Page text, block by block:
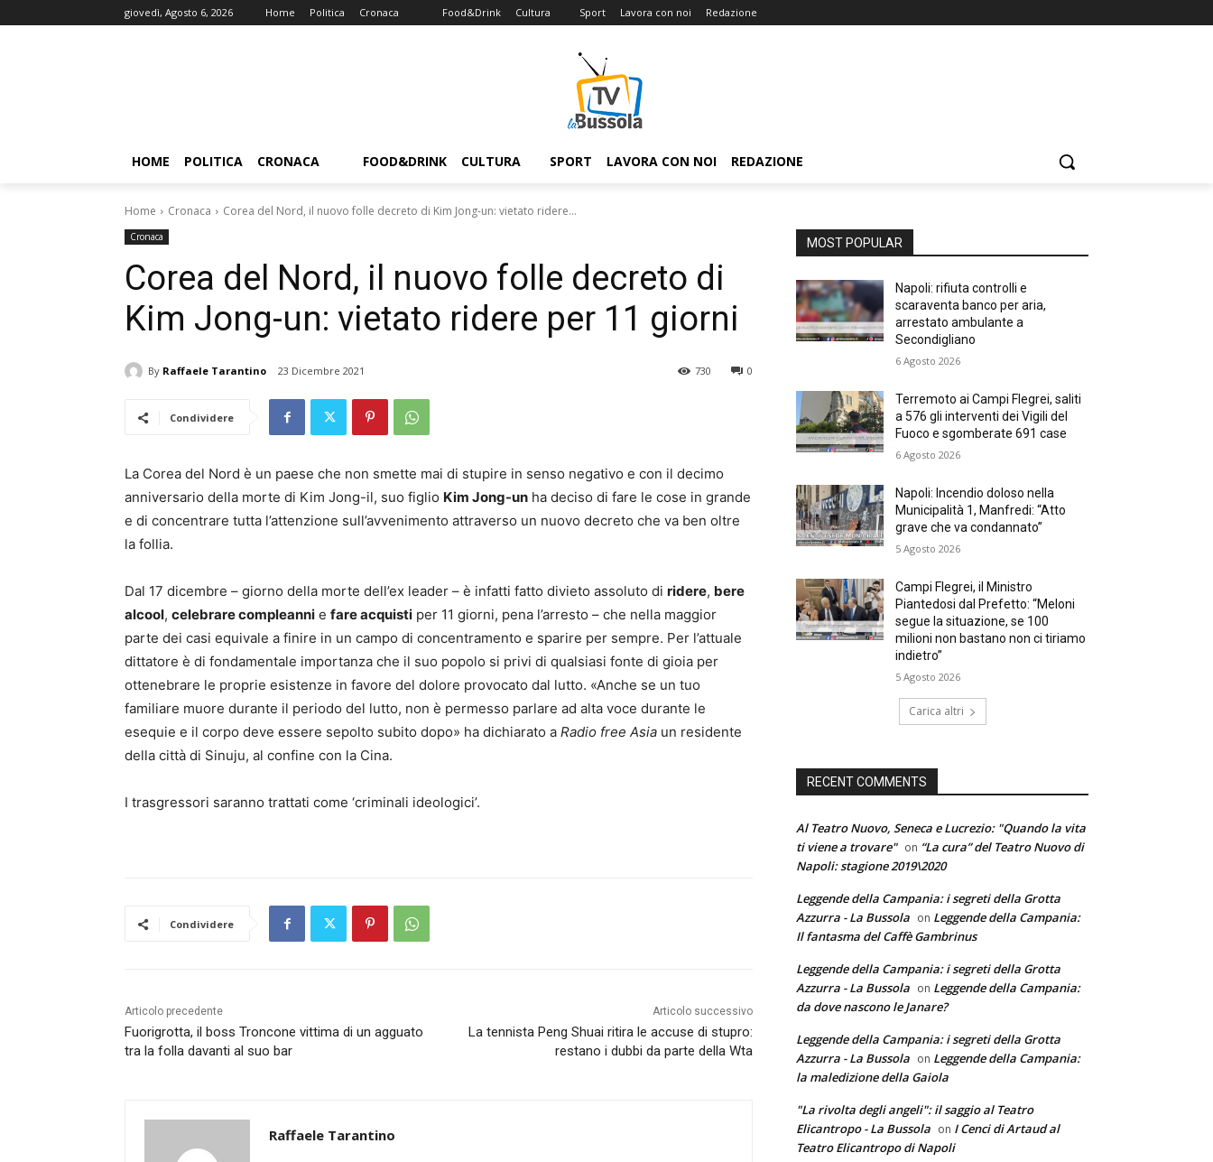
giovedì, Agosto 6, 2026 Home Politica Cronaca Food&Drink Cultura Sport Lavora con noi Redazione
HOME POLITICA CRONACA FOOD&DRINK CULTURA SPORT LAVORA CON NOI REDAZIONE
Home Cronaca Corea del Nord, il nuovo folle decreto di Kim Jong-un: vietato ridere...
Cronaca
Corea del Nord, il nuovo folle decreto di
Kim Jong-un: vietato ridere per 11 giorni
By Raffaele Tarantino 23 Dicembre 2021 0
730
Condividere
La Corea del Nord è un paese che non smette mai di stupire in senso negativo e con il decimo
anniversario della morte di Kim Jong-il, suo figlio Kim Jong-un ha deciso di fare le cose in grande
e di concentrare tutta l’attenzione sull’avvenimento attraverso un nuovo decreto che va ben oltre
la follia.
Dal 17 dicembre – giorno della morte dell’ex leader – è infatti fatto divieto assoluto di ridere, bere
alcool, celebrare compleanni e fare acquisti per 11 giorni, pena l’arresto – che nella maggior
parte dei casi equivale a finire in un campo di concentramento e sparire per sempre. Per l’attuale
dittatore è di fondamentale importanza che il suo popolo si privi di qualsiasi fonte di gioia per
ottenebrare le proprie esistenze in favore del dolore provocato dal lutto. «Anche se un tuo
familiare muore durante il periodo del lutto, non è permesso parlare ad alta voce durante le
esequie e il corpo deve essere sepolto subito dopo» ha dichiarato a Radio free Asia un residente
della città di Sinuju, al confine con la Cina.
I trasgressori saranno trattati come ‘criminali ideologici’.
Condividere
Articolo precedente
Fuorigrotta, il boss Troncone vittima di un agguato
tra la folla davanti al suo bar
Articolo successivo
La tennista Peng Shuai ritira le accuse di stupro:
restano i dubbi da parte della Wta
Raffaele Tarantino
MOST POPULAR
Napoli: rifiuta controlli e
scaraventa banco per aria,
arrestato ambulante a
Secondigliano
6 Agosto 2026
Terremoto ai Campi Flegrei, saliti
a 576 gli interventi dei Vigili del
Fuoco e sgomberate 691 case
6 Agosto 2026
Napoli: Incendio doloso nella
Municipalità 1, Manfredi: “Atto
grave che va condannato”
5 Agosto 2026
Campi Flegrei, il Ministro
Piantedosi dal Prefetto: “Meloni
segue la situazione, se 100
milioni non bastano non ci tiriamo
indietro”
5 Agosto 2026
Carica altri
RECENT COMMENTS
Al Teatro Nuovo, Seneca e Lucrezio: "Quando la vita
ti viene a trovare" on “La cura” del Teatro Nuovo di
Napoli: stagione 2019\2020
Leggende della Campania: i segreti della Grotta
Azzurra - La Bussola on Leggende della Campania:
Il fantasma del Caffè Gambrinus
Leggende della Campania: i segreti della Grotta
Azzurra - La Bussola on Leggende della Campania:
da dove nascono le Janare?
Leggende della Campania: i segreti della Grotta
Azzurra - La Bussola on Leggende della Campania:
la maledizione della Gaiola
"La rivolta degli angeli": il saggio al Teatro
Elicantropo - La Bussola on I Cenci di Artaud al
Teatro Elicantropo di Napoli